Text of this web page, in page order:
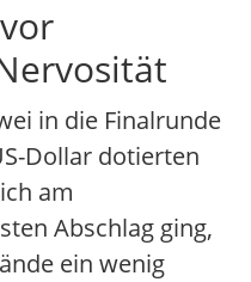
in die Finalrunde
Dollar dotierten
am
Abschlag ging,
ein wenig